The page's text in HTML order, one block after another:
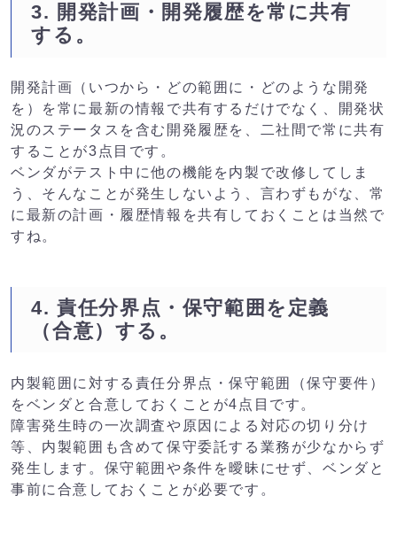
3. 開発計画・開発履歴を常に共有
する。
開発計画（いつから・どの範囲に・どのような開発
を）を常に最新の情報で共有するだけでなく、開発状
況のステータスを含む開発履歴を、二社間で常に共有
することが3点目です。
ベンダがテスト中に他の機能を内製で改修してしま
う、そんなことが発生しないよう、言わずもがな、常
に最新の計画・履歴情報を共有しておくことは当然で
すね。
4. 責任分界点・保守範囲を定義
（合意）する。
内製範囲に対する責任分界点・保守範囲（保守要件）
をベンダと合意しておくことが4点目です。
障害発生時の一次調査や原因による対応の切り分け
等、内製範囲も含めて保守委託する業務が少なからず
発生します。保守範囲や条件を曖昧にせず、ベンダと
事前に合意しておくことが必要です。